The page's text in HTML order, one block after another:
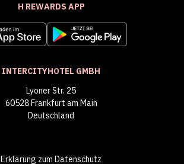
H REWARDS APP
INTERCITYHOTEL GMBH
Lyoner Str. 25
60528 Frankfurt am Main
Deutschland
Erklärung zum Datenschutz